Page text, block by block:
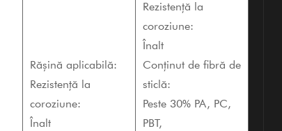
Rășină aplicabilă:
Rezistență la
coroziune:
Înalt
Rezistență la
coroziune:
Înalt
Conținut de fibră de
sticlă:
Peste 30% PA, PC,
PBT,